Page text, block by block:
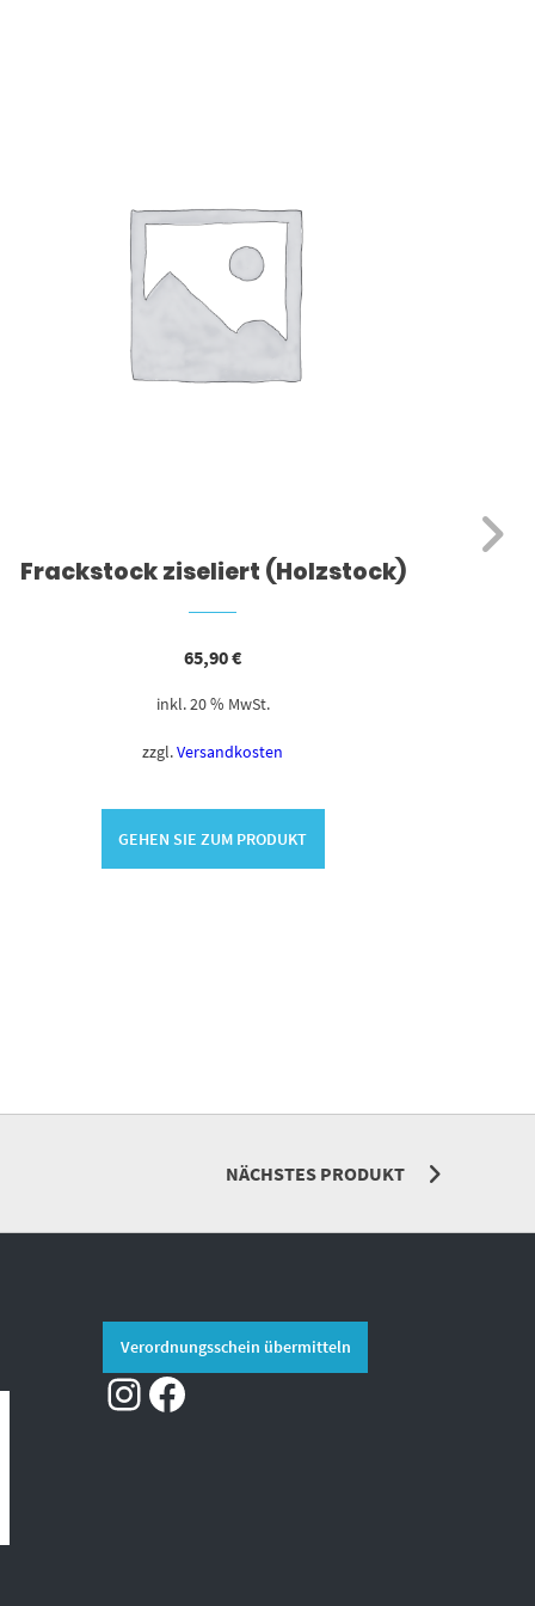
Frackstock ziseliert (Holzstock)
65,90€
inkl. 20 % MwSt.
zzgl.Versandkosten
GEHEN SIE ZUM PRODUKT
NÄCHSTES PRODUKT
Verordnungsschein übermitteln
Instagram Facebook